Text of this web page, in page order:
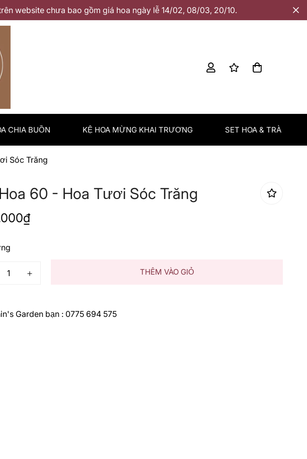
website chưa bao gồm giá hoa ngày lễ 14/02, 08/03, 20/10.
CHIA BUỒN KỆ HOA MỪNG KHAI TRƯƠNG SET HOA & TRÀ
Sóc Trăng
60 - Hoa Tươi Sóc Trăng
THÊM VÀO GIỎ
Garden bạn : 0775 694 575